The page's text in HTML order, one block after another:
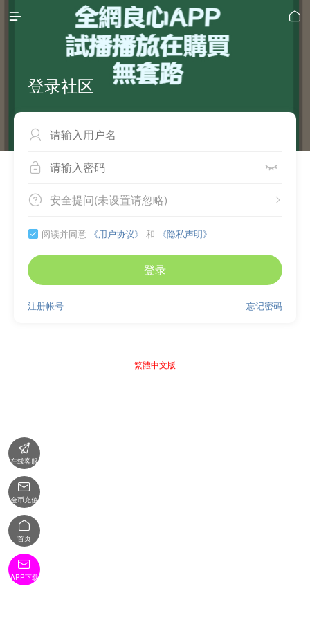
 
登录社区

 
 
安全提问(未设置请忽略)
 阅读并同意 《用户协议》 和 《隐私声明》
登录
忘记密码
注册帐号
繁體中文版

在线客服

金币充值

首页

APP下载